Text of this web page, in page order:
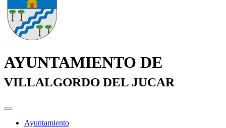
AYUNTAMIENTO DE
VILLALGORDO DEL JUCAR
Ayuntamiento